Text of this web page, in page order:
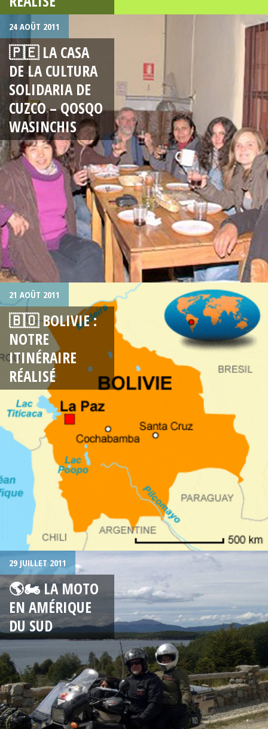
24 AOÛT 2011
🇵🇪 LA CASA
DE LA CULTURA
SOLIDARIA DE
CUZCO – QOSQO
WASINCHIS
21 AOÛT 2011
🇧🇴 BOLIVIE :
NOTRE
ITINÉRAIRE
RÉALISÉ
29 JUILLET 2011
🌎🏍 LA MOTO
EN AMÉRIQUE
DU SUD